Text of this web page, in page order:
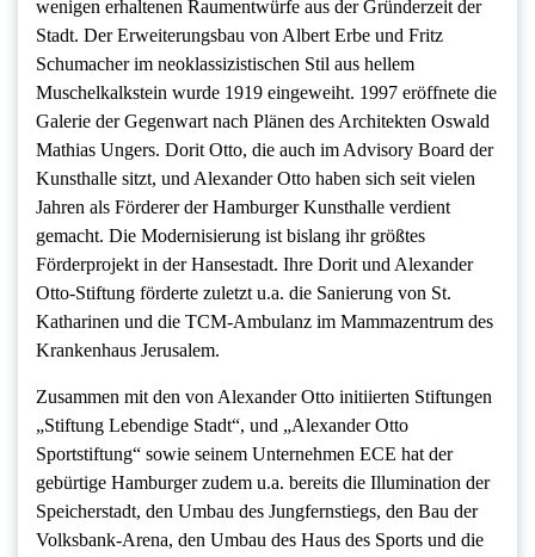
wenigen erhaltenen Raumentwürfe aus der Gründerzeit der
Stadt. Der Erweiterungsbau von Albert Erbe und Fritz
Schumacher im neoklassizistischen Stil aus hellem
Muschelkalkstein wurde 1919 eingeweiht. 1997 eröffnete die
Galerie der Gegenwart nach Plänen des Architekten Oswald
Mathias Ungers. Dorit Otto, die auch im Advisory Board der
Kunsthalle sitzt, und Alexander Otto haben sich seit vielen
Jahren als Förderer der Hamburger Kunsthalle verdient
gemacht. Die Modernisierung ist bislang ihr größtes
Förderprojekt in der Hansestadt. Ihre Dorit und Alexander
Otto-Stiftung förderte zuletzt u.a. die Sanierung von St.
Katharinen und die TCM-Ambulanz im Mammazentrum des
Krankenhaus Jerusalem.
Zusammen mit den von Alexander Otto initiierten Stiftungen
„Stiftung Lebendige Stadt“, und „Alexander Otto
Sportstiftung“ sowie seinem Unternehmen ECE hat der
gebürtige Hamburger zudem u.a. bereits die Illumination der
Speicherstadt, den Umbau des Jungfernstiegs, den Bau der
Volksbank-Arena, den Umbau des Haus des Sports und die